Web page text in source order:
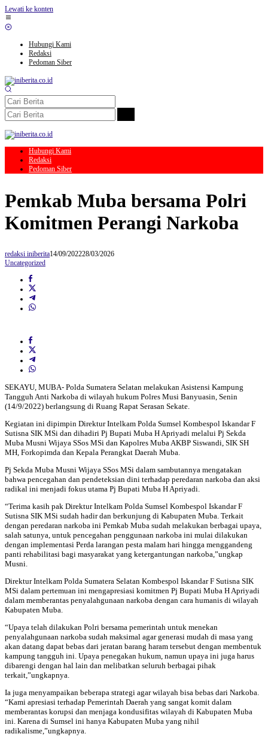
Lewati ke konten
Hubungi Kami
Redaksi
Pedoman Siber
Hubungi Kami
Redaksi
Pedoman Siber
Pemkab Muba bersama Polri
Komitmen Perangi Narkoba
redaksi iniberita14/09/202228/03/2026
Uncategorized
SEKAYU, MUBA- Polda Sumatera Selatan melakukan Asistensi Kampung
Tangguh Anti Narkoba di wilayah hukum Polres Musi Banyuasin, Senin
(14/9/2022) berlangsung di Ruang Rapat Serasan Sekate.
Kegiatan ini dipimpin Direktur Intelkam Polda Sumsel Kombespol Iskandar F
Sutisna SIK MSi dan dihadiri Pj Bupati Muba H Apriyadi melalui Pj Sekda
Muba Musni Wijaya SSos MSi dan Kapolres Muba AKBP Siswandi, SIK SH
MH, Forkopimda dan Kepala Perangkat Daerah Muba.
Pj Sekda Muba Musni Wijaya SSos MSi dalam sambutannya mengatakan
bahwa pencegahan dan pendeteksian dini terhadap peredaran narkoba dan aksi
radikal ini menjadi fokus utama Pj Bupati Muba H Apriyadi.
“Terima kasih pak Direktur Intelkam Polda Sumsel Kombespol Iskandar F
Sutisna SIK MSi sudah hadir dan berkunjung di Kabupaten Muba. Terkait
dengan peredaran narkoba ini Pemkab Muba sudah melakukan berbagai upaya,
salah satunya, untuk pencegahan penggunaan narkoba ini mulai dilakukan
dengan implementasi Perda larangan pesta malam hari hingga menggandeng
panti rehabilitasi bagi masyarakat yang ketergantungan narkoba,”ungkap
Musni.
Direktur Intelkam Polda Sumatera Selatan Kombespol Iskandar F Sutisna SIK
MSi dalam pertemuan ini mengapresiasi komitmen Pj Bupati Muba H Apriyadi
dalam memberantas penyalahgunaan narkoba dengan cara humanis di wilayah
Kabupaten Muba.
“Upaya telah dilakukan Polri bersama pemerintah untuk menekan
penyalahgunaan narkoba sudah maksimal agar generasi mudah di masa yang
akan datang dapat bebas dari jeratan barang haram tersebut dengan membentuk
kampung tangguh ini. Upaya penegakan hukum, namun upaya ini juga harus
dibarengi dengan hal lain dan melibatkan seluruh berbagai pihak
terkait,”ungkapnya.
Ia juga menyampaikan beberapa strategi agar wilayah bisa bebas dari Narkoba.
“Kami apresiasi terhadap Pemerintah Daerah yang sangat komit dalam
memberantas korupsi dan menjaga kondusifitas wilayah di Kabupaten Muba
ini. Karena di Sumsel ini hanya Kabupaten Muba yang nihil
radikalisme,”ungkapnya.